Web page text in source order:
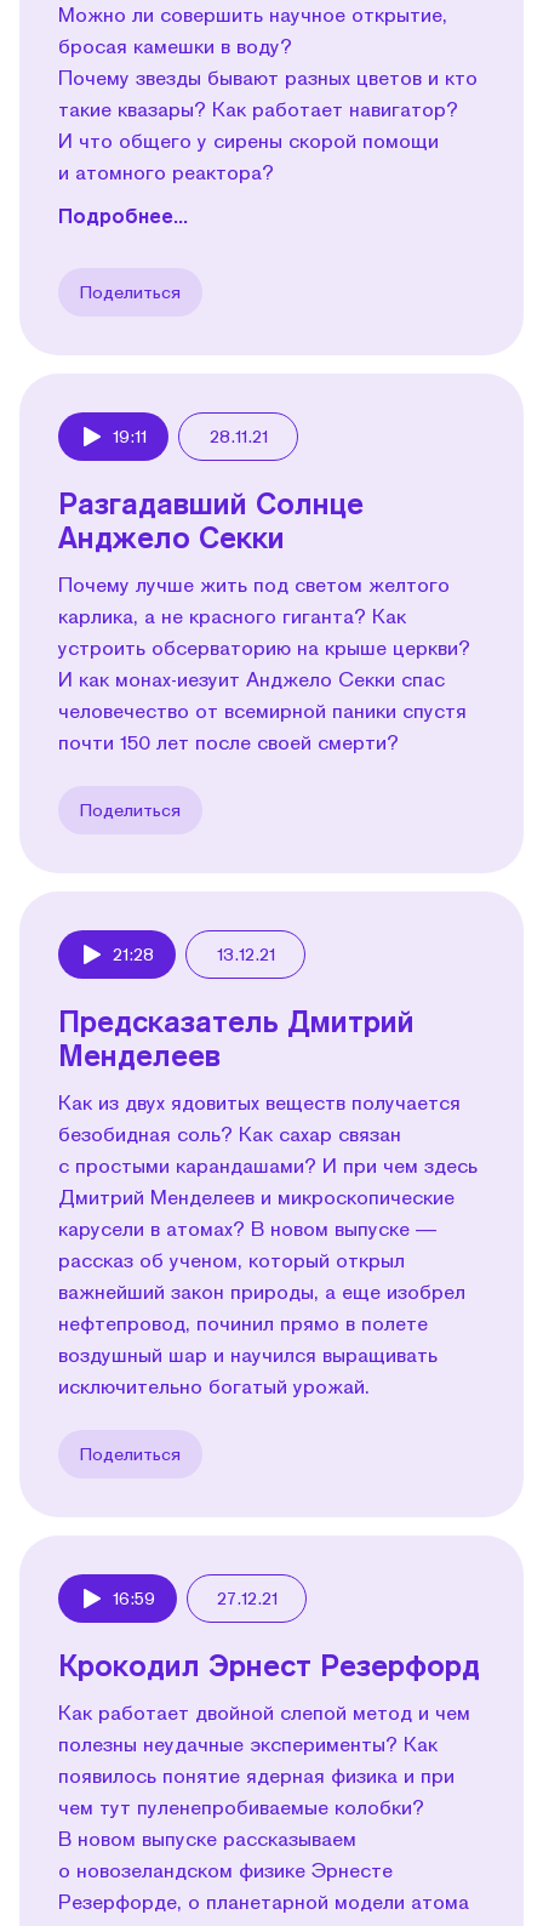
Можно ли совершить научное открытие,
бросая камешки в воду?
Почему звезды бывают разных цветов и кто
такие квазары? Как работает навигатор?
И что общего у сирены скорой помощи
и атомного реактора?
Подробнее...
Поделиться
19:11 28.11.21
Разгадавший Солнце
Анджело Секки
Почему лучше жить под светом желтого
карлика, а не красного гиганта? Как
устроить обсерваторию на крыше церкви?
И как монах-иезуит Анджело Секки спас
человечество от всемирной паники спустя
почти 150 лет после своей смерти?
Поделиться
21:28 13.12.21
Предсказатель Дмитрий
Менделеев
Как из двух ядовитых веществ получается
безобидная соль? Как сахар связан
с простыми карандашами? И при чем здесь
Дмитрий Менделеев и микроскопические
карусели в атомах? В новом выпуске —
рассказ об ученом, который открыл
важнейший закон природы, а еще изобрел
нефтепровод, починил прямо в полете
воздушный шар и научился выращивать
исключительно богатый урожай.
Поделиться
16:59 27.12.21
Крокодил Эрнест Резерфорд
Как работает двойной слепой метод и чем
полезны неудачные эксперименты? Как
появилось понятие ядерная физика и при
чем тут пуленепробиваемые колобки?
В новом выпуске рассказываем
о новозеландском физике Эрнесте
Резерфорде, о планетарной модели атома